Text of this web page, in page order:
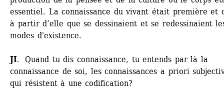
essentiel. La connaissance du vivant était première et
à partir d’elle que se dessinaient et se redessinaient
modes d'existence.
JL
Quand tu dis connaissance, tu entends par là la
connaissance de soi, les connaissances a priori
qui résistent à une codification?